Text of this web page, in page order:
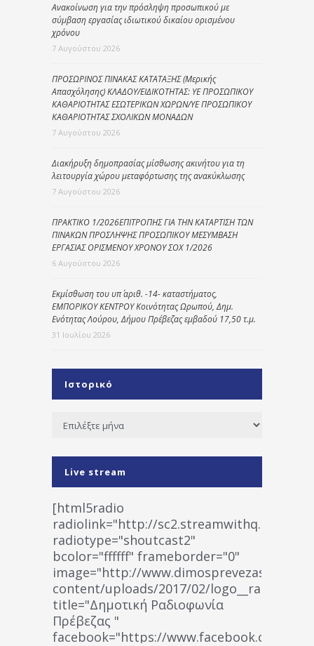
Ανακοίνωση για την πρόσληψη προσωπικού με
σύμβαση εργασίας ιδιωτικού δικαίου ορισμένου
χρόνου
7 Αυγούστου 2026
ΠΡΟΣΩΡΙΝΟΣ ΠΙΝΑΚΑΣ ΚΑΤΑΤΑΞΗΣ (Μερικής
Απασχόλησης) ΚΛΑΔΟΥ/ΕΙΔΙΚΟΤΗΤΑΣ: ΥΕ ΠΡΟΣΩΠΙΚΟΥ
ΚΑΘΑΡΙΟΤΗΤΑΣ ΕΣΩΤΕΡΙΚΩΝ ΧΩΡΩΝ/ΥΕ ΠΡΟΣΩΠΙΚΟΥ
ΚΑΘΑΡΙΟΤΗΤΑΣ ΣΧΟΛΙΚΩΝ ΜΟΝΑΔΩΝ
7 Αυγούστου 2026
Διακήρυξη δημοπρασίας μίσθωσης ακινήτου για τη
λειτουργία χώρου μεταφόρτωσης της ανακύκλωσης
7 Αυγούστου 2026
ΠΡΑΚΤΙΚΟ 1/2026ΕΠΙΤΡΟΠΗΣ ΓΙΑ ΤΗΝ ΚΑΤΑΡΤΙΣΗ ΤΩΝ
ΠΙΝΑΚΩΝ ΠΡΟΣΛΗΨΗΣ ΠΡΟΣΩΠΙΚΟΥ ΜΕΣΥΜΒΑΣΗ
ΕΡΓΑΣΙΑΣ ΟΡΙΣΜΕΝΟΥ ΧΡΟΝΟΥ ΣΟΧ 1/2026
6 Αυγούστου 2026
Εκμίσθωση του υπ΄ αριθ. -14- καταστήματος,
ΕΜΠΟΡΙΚΟΥ ΚΕΝΤΡΟΥ Κοινότητας Ωρωπού, Δημ.
Ενότητας Λούρου, Δήμου Πρέβεζας εμβαδού 17,50 τ.μ.
31 Ιουλίου 2026
Ιστορικό
Ιστορικό
Live stream
[html5radio
radiolink="http://
radiotype="shoutcast2"
bcolor="ffffff" frameborder="0"
image="http://www.dimosprevezas.gr/wp-
content/uploads/2017/02/
title="Δημοτική Ραδιοφωνία
Πρέβεζας "
facebook="https://www.facebook.com/